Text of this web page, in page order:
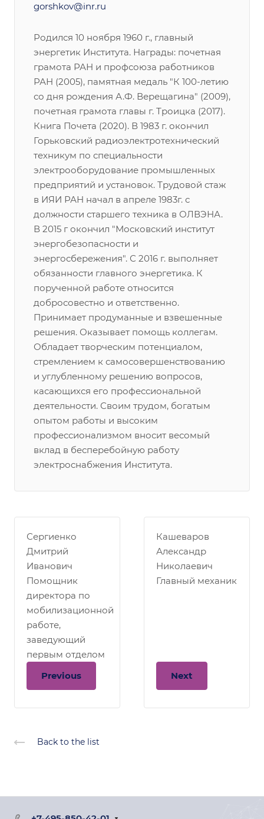
gorshkov@inr.ru
Родился 10 ноября 1960 г., главный
энергетик Института. Награды: почетная
грамота РАН и профсоюза работников
РАН (2005), памятная медаль "К 100-летию
со дня рождения А.Ф. Верещагина" (2009),
почетная грамота главы г. Троицка (2017).
Книга Почета (2020). В 1983 г. окончил
Горьковский радиоэлектротехнический
техникум по специальности
электрооборудование промышленных
предприятий и установок. Трудовой стаж
в ИЯИ РАН начал в апреле 1983г. с
должности старшего техника в ОЛВЭНА.
В 2015 г окончил "Московский институт
энергобезопасности и
энергосбережения". С 2016 г. выполняет
обязанности главного энергетика. К
порученной работе относится
добросовестно и ответственно.
Принимает продуманные и взвешенные
решения. Оказывает помощь коллегам.
Обладает творческим потенциалом,
стремлением к самосовершенствованию
и углубленному решению вопросов,
касающихся его профессиональной
деятельности. Своим трудом, богатым
опытом работы и высоким
профессионализмом вносит весомый
вклад в бесперебойную работу
электроснабжения Института.
Сергиенко
Дмитрий
Иванович
Помощник
директора по
мобилизационной
работе,
заведующий
первым отделом
Previous
Кашеваров
Александр
Николаевич
Главный механик
Next
Back to the list